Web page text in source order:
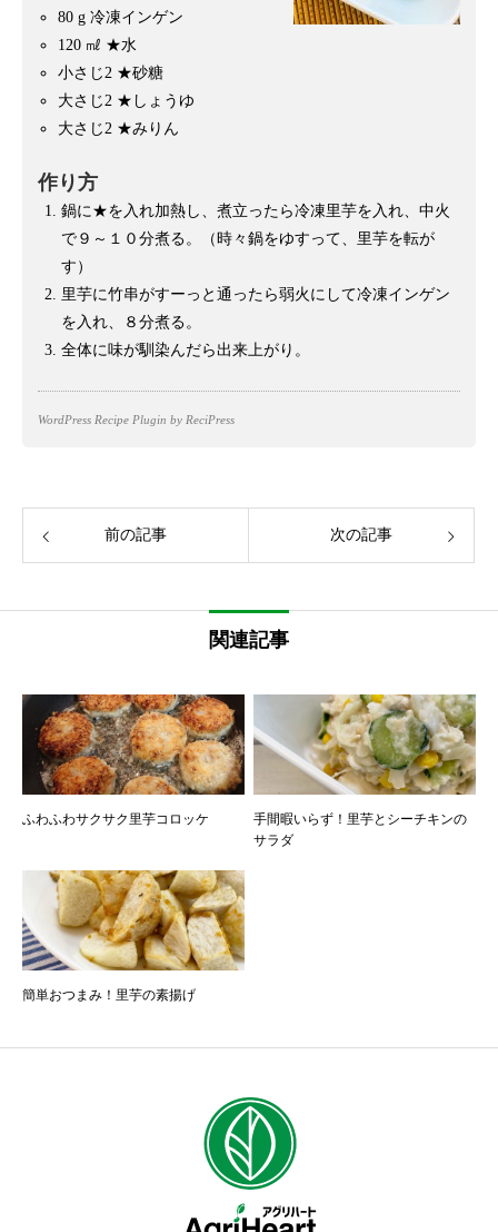
80 g 冷凍インゲン
120 ㎖ ★水
小さじ2 ★砂糖
大さじ2 ★しょうゆ
大さじ2 ★みりん
作り方
鍋に★を入れ加熱し、煮立ったら冷凍里芋を入れ、中火
で９～１０分煮る。（時々鍋をゆすって、里芋を転が
す）
里芋に竹串がすーっと通ったら弱火にして冷凍インゲン
を入れ、８分煮る。
全体に味が馴染んだら出来上がり。
WordPress Recipe Plugin by ReciPress
前の記事 次の記事
関連記事
ふわふわサクサク里芋コロッケ
手間暇いらず！里芋とシーチキンの
サラダ
簡単おつまみ！里芋の素揚げ